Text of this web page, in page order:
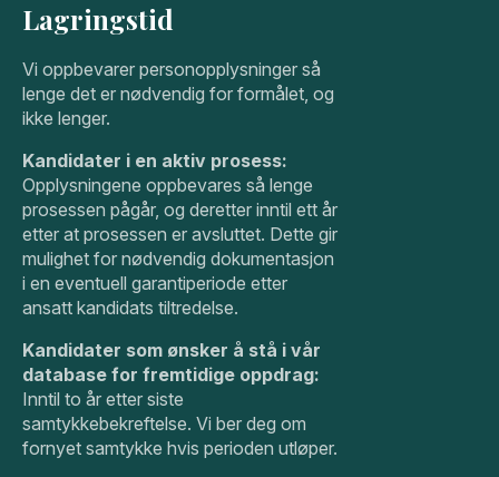
Lagringstid
Vi oppbevarer personopplysninger så
lenge det er nødvendig for formålet, og
ikke lenger.
Kandidater i en aktiv prosess:
Opplysningene oppbevares så lenge
prosessen pågår, og deretter inntil ett år
etter at prosessen er avsluttet. Dette gir
mulighet for nødvendig dokumentasjon
i en eventuell garantiperiode etter
ansatt kandidats tiltredelse.
Kandidater som ønsker å stå i vår
database for fremtidige oppdrag:
Inntil to år etter siste
samtykkebekreftelse. Vi ber deg om
fornyet samtykke hvis perioden utløper.